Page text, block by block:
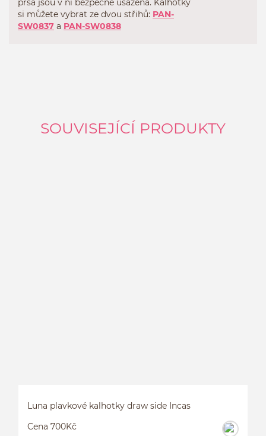
si můžete vybrat ze dvou střihů: PAN-
SW0837 a PAN-SW0838
SOUVISEJÍCÍ PRODUKTY
Luna plavkové kalhotky draw side Incas
Cena 700Kč